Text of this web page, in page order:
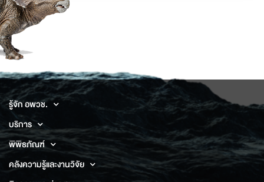
รู้จัก อพวช.
บริการ
พิพิธภัณฑ์
คลังความรู้และงานวิจัย